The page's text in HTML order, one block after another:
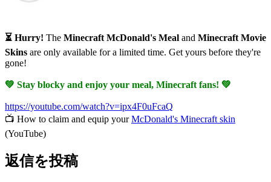
⏳ Hurry! The Minecraft McDonald's Meal and Minecraft Movie
Skins are only available for a limited time. Get yours before they're
gone!
💚 Stay blocky and enjoy your meal, Minecraft fans! 💚
https://youtube.com/watch?v=ipx4F0uFcaQ
📺 How to claim and equip yourMcDonald's Minecraft skin
(YouTube)
返信を投稿